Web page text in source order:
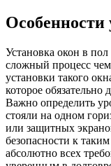
Особенности
Установка окон в пол
сложный процесс чем
установки такого
которое обязательно
Важно определить
стояли на одном
или защитных
безопасности к
абсолютно всех